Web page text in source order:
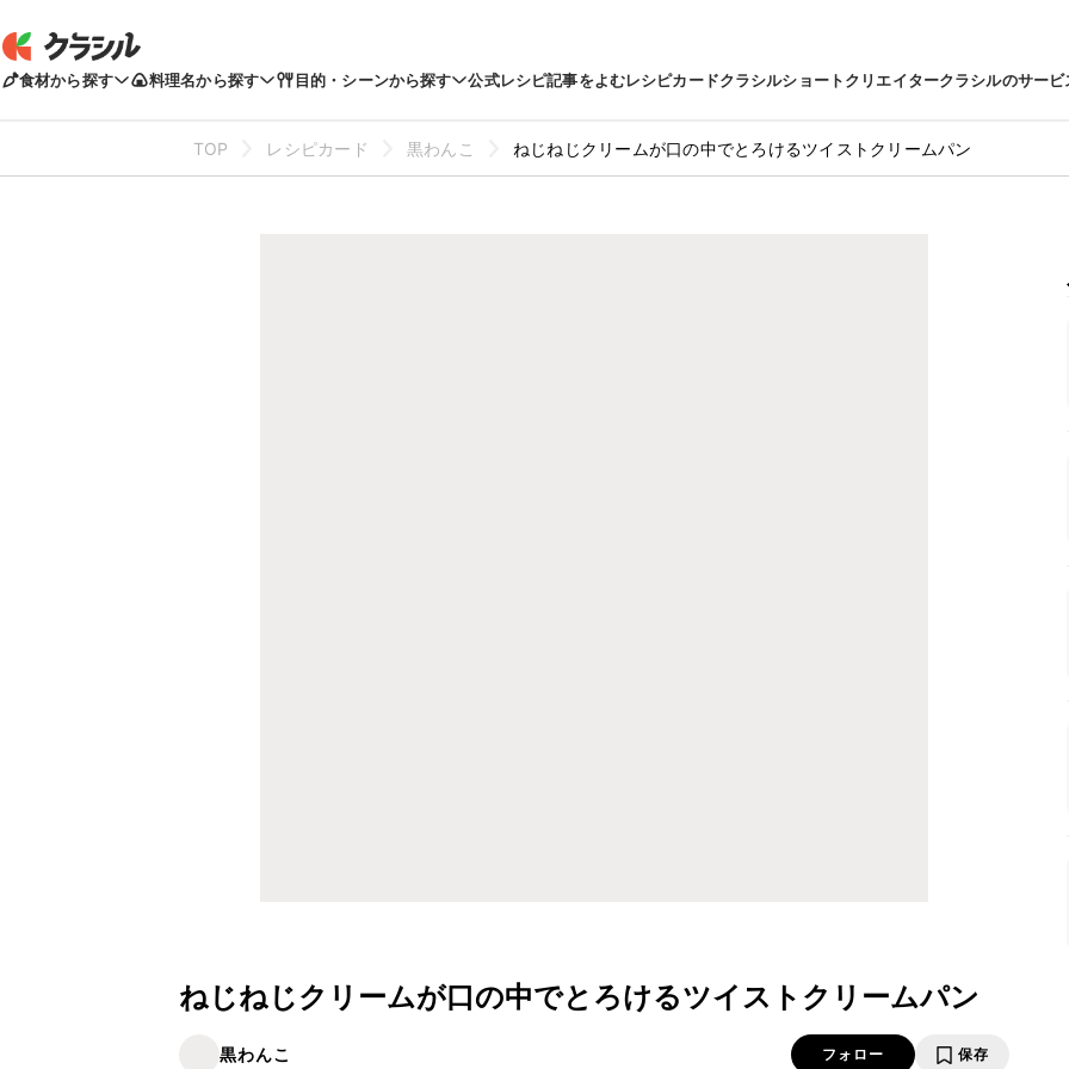
食材から探す 料理名から探す 目的・シーンから探す 公式レシピ記事をよむレシピカードクラシルショートクリエイタークラシルのサービ
TOP レシピカード 黒わんこ ねじねじクリームが口の中でとろけるツイストクリームパン
ねじねじクリームが口の中でとろけるツイストクリームパン
黒わんこ フォロー 保存